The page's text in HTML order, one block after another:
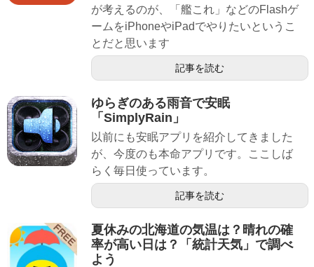
が考えるのが、「艦これ」などのFlashゲ
ームをiPhoneやiPadでやりたいというこ
とだと思います
記事を読む
ゆらぎのある雨音で安眠
「SimplyRain」
以前にも安眠アプリを紹介してきました
が、今度のも本命アプリです。ここしば
らく毎日使っています。
記事を読む
夏休みの北海道の気温は？晴れの確
率が高い日は？「統計天気」で調べ
よう